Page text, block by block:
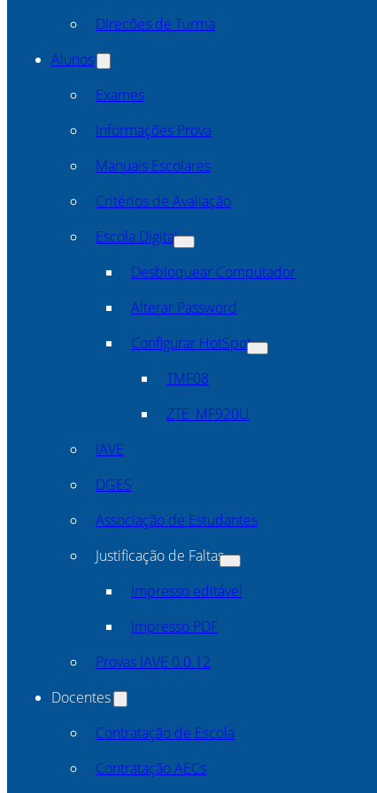
Direcões de Turma
Alunos
Exames
Informações Prova
Manuais Escolares
Critérios de Avaliação
Escola Digital
Desbloquear Computador
Alterar Password
Configurar HotSpot
TMF08
ZTE_MF920U
IAVE
DGES
Associação de Estudantes
Justificação de Faltas
Impresso editável
Impresso PDF
Provas IAVE 0.0.12
Docentes
Contratação de Escola
Contratação AECs